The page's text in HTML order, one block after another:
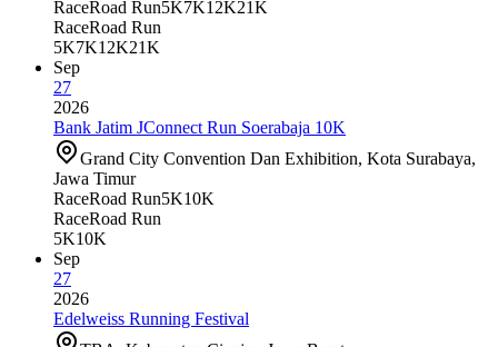
RaceRoad Run5K7K12K21K
RaceRoad Run
5K7K12K21K
Sep
27
2026
Bank Jatim JConnect Run Soerabaja 10K
Grand City Convention Dan Exhibition, Kota Surabaya,
Jawa Timur
RaceRoad Run5K10K
RaceRoad Run
5K10K
Sep
27
2026
Edelweiss Running Festival